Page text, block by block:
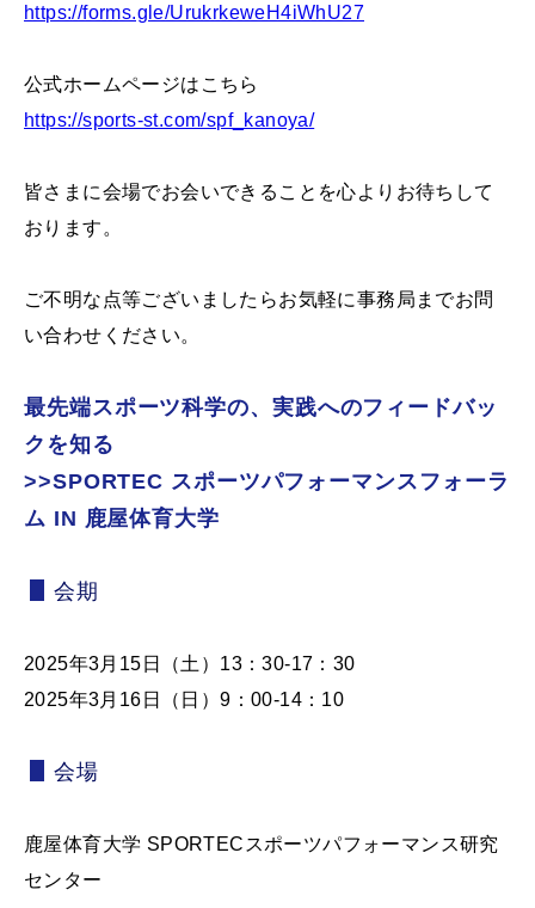
https://forms.gle/UrukrkeweH4iWhU27
公式ホームページはこちら
https://sports-st.com/spf_kanoya/
皆さまに会場でお会いできることを心よりお待ちして
おります。
ご不明な点等ございましたらお気軽に事務局までお問
い合わせください。
最先端スポーツ科学の、実践へのフィードバッ
クを知る
>>SPORTEC スポーツパフォーマンスフォーラ
ム IN 鹿屋体育大学
会期
2025年3月15日（土）13：30-17：30
2025年3月16日（日）9：00-14：10
会場
鹿屋体育大学 SPORTECスポーツパフォーマンス研究
センター